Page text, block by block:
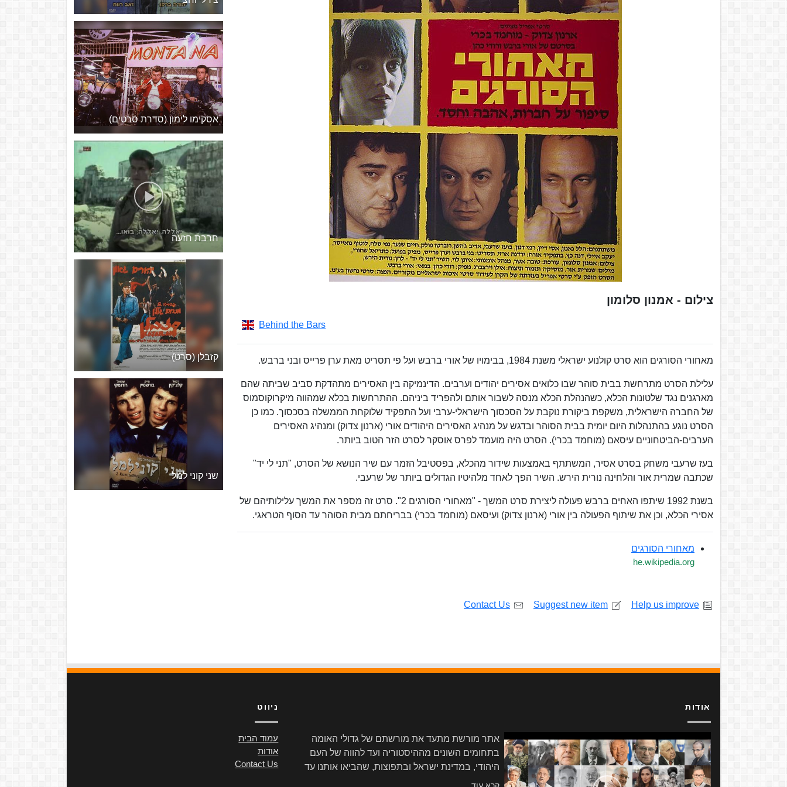
צילום - אמנון סלומון
Behind the Bars
מאחורי הסורגים הוא סרט קולנוע ישראלי משנת 1984, בבימויו של אורי ברבש ועל פי תסריט מאת ערן פרייס ובני ברבש.
עלילת הסרט מתרחשת בבית סוהר שבו כלואים אסירים יהודים וערבים. הדינמיקה בין האסירים מתהדקת סביב שביתה שהם
מארגנים נגד שלטונות הכלא, כשהנהלת הכלא מנסה לשבור אותם ולהפריד ביניהם. ההתרחשות בכלא שמהווה מיקרוקוסמוס
של החברה הישראלית, משקפת ביקורת נוקבת על הסכסוך הישראלי-ערבי ועל התפקיד שלוקחת הממשלה בסכסוך. כמו כן
הסרט נוגע בהתנהלות היום יומית בבית הסוהר ובדגש על מנהיג האסירים היהודים אורי (ארנון צדוק) ומנהיג האסירים
הערבים-הביטחוניים עיסאם (מוחמד בכרי). הסרט היה מועמד לפרס אוסקר לסרט הזר הטוב ביותר.
בעז שרעבי משחק בסרט אסיר, המשתתף באמצעות שידור מהכלא, בפסטיבל הזמר עם שיר הנושא של הסרט, "תני לי יד"
שכתבה שמרית אור והלחינה נורית הירש. השיר הפך לאחד מלהיטיו הגדולים ביותר של שרעבי.
בשנת 1992 שיתפו האחים ברבש פעולה ליצירת סרט המשך - "מאחורי הסורגים 2". סרט זה מספר את המשך עלילותיהם של
אסירי הכלא, וכן את שיתוף הפעולה בין אורי (ארנון צדוק) ועיסאם (מוחמד בכרי) בבריחתם מבית הסוהר עד הסוף הטראגי.
מאחורי הסורגים
he.wikipedia.org
Help us improve
Suggest new item
Contact Us
אסקימו לימון (סדרת סרטים)
חרבת חזעה
קזבלן (סרט)
שני קוני למל
אודות
אתר מורשת מתעד את מורשתם של גדולי האומה
בתחומים השונים מההיסטוריה ועד להווה של העם
היהודי, במדינת ישראל ובתפוצות, שהביאו אותנו עד
ניווט
עמוד הבית
אודות
Contact Us